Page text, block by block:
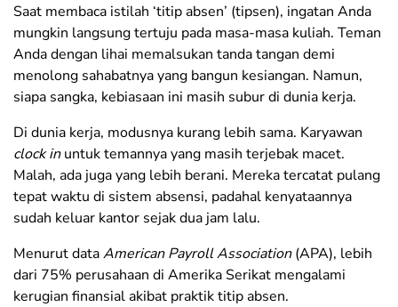
Saat membaca istilah ‘titip absen’ (tipsen), ingatan Anda
mungkin langsung tertuju pada masa-masa kuliah. Teman
Anda dengan lihai memalsukan tanda tangan demi
menolong sahabatnya yang bangun kesiangan. Namun,
siapa sangka, kebiasaan ini masih subur di dunia kerja.
Di dunia kerja, modusnya kurang lebih sama. Karyawan
clock inuntuk temannya yang masih terjebak macet.
Malah, ada juga yang lebih berani. Mereka tercatat pulang
tepat waktu di sistem absensi, padahal kenyataannya
sudah keluar kantor sejak dua jam lalu.
Menurut dataAmerican Payroll Association(APA), lebih
dari 75% perusahaan di Amerika Serikat mengalami
kerugian finansial akibat praktik titip absen.